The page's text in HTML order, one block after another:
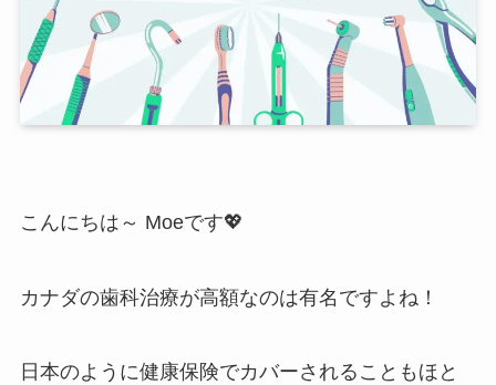
こんにちは～ Moeです💖
カナダの歯科治療が高額なのは有名ですよね！
日本のように健康保険でカバーされることもほと